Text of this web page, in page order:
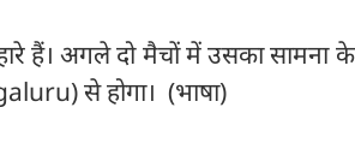
हैं। अगले दो मैचों में उसका
से होगा। (भाषा)